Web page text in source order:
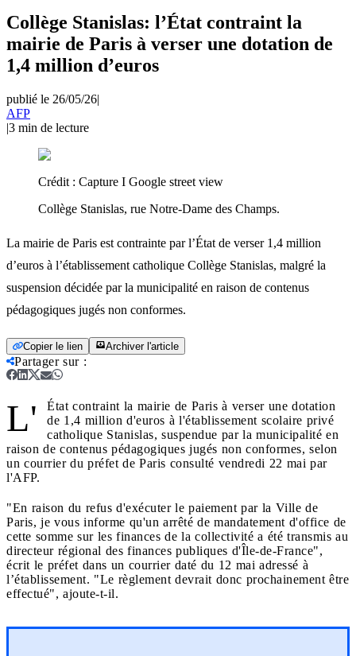
Collège Stanislas: l’État contraint la
mairie de Paris à verser une dotation de
1,4 million d’euros
publié le 26/05/26|
AFP
|3 min de lecture
Crédit : Capture I Google street view
Collège Stanislas, rue Notre-Dame des Champs.
La mairie de Paris est contrainte par l’État de verser 1,4 million
d’euros à l’établissement catholique Collège Stanislas, malgré la
suspension décidée par la municipalité en raison de contenus
pédagogiques jugés non conformes.
Copier le lien Archiver l'article
Partager sur:
L'
État contraint la mairie de Paris à verser une dotation
de 1,4 million d'euros à l'établissement scolaire privé
catholique Stanislas, suspendue par la municipalité en
raison de contenus pédagogiques jugés non conformes, selon
un courrier du préfet de Paris consulté vendredi 22 mai par
l'AFP.
"En raison du refus d'exécuter le paiement par la Ville de
Paris, je vous informe qu'un arrêté de mandatement d'office de
cette somme sur les finances de la collectivité a été transmis au
directeur régional des finances publiques d'Île-de-France",
écrit le préfet dans un courrier daté du 12 mai adressé à
l’établissement. "Le règlement devrait donc prochainement être
effectué", ajoute-t-il.